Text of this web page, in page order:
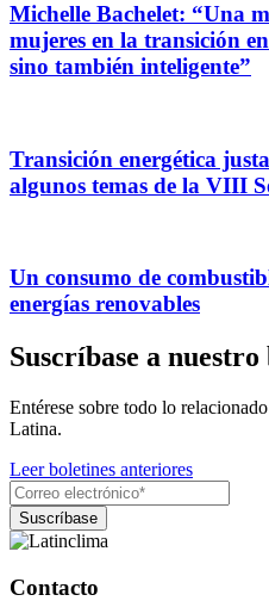
Michelle Bachelet: “Una
mujeres en la transición
sino también inteligente”
Transición energética
algunos temas de la VIII
Un consumo de
energías renovables
Suscríbase a
Entérese sobre todo lo
Latina.
Leer boletines anteriores
Contacto